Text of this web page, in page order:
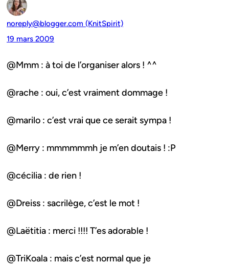
noreply@blogger.com (KnitSpirit)
19 mars 2009
@Mmm : à toi de l’organiser alors ! ^^
@rache : oui, c’est vraiment dommage !
@marilo : c’est vrai que ce serait sympa !
@Merry : mmmmmmh je m’en doutais ! :P
@cécilia : de rien !
@Dreiss : sacrilège, c’est le mot !
@Laëtitia : merci !!!! T’es adorable !
@TriKoala : mais c’est normal que je